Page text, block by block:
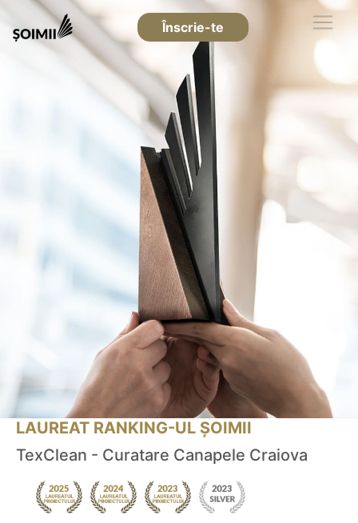
Înscrie-te
LAUREAT RANKING-UL ȘOIMII
TexClean - Curatare Canapele Craiova